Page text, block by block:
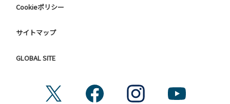
Cookieポリシー
サイトマップ
GLOBAL SITE